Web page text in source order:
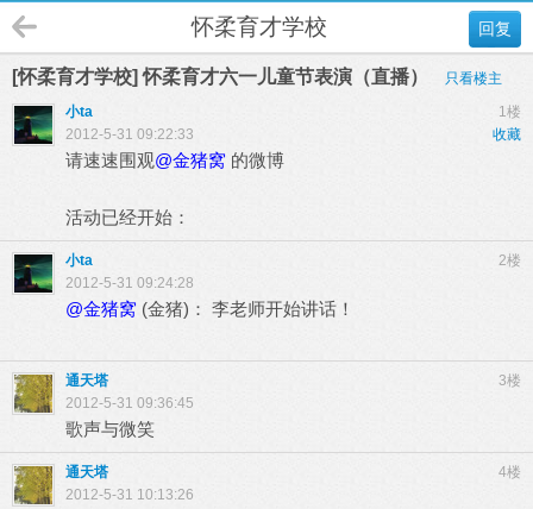
回复
怀柔育才学校
[怀柔育才学校] 怀柔育才六一儿童节表演（直播）
只看楼主
1楼
小ta
收藏
2012-5-31 09:22:33
请速速围观@金猪窝 的微博
活动已经开始：
2楼
小ta
2012-5-31 09:24:28
@金猪窝 (金猪)： 李老师开始讲话！
3楼
通天塔
2012-5-31 09:36:45
歌声与微笑
4楼
通天塔
2012-5-31 10:13:26